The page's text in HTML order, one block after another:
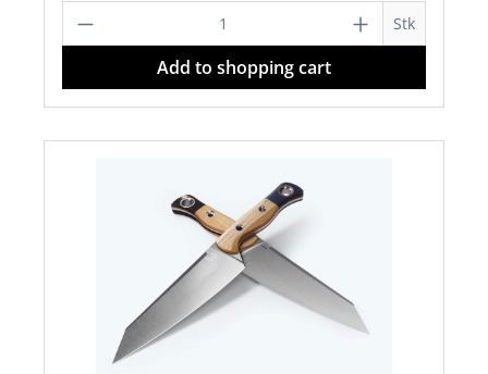
Product Quantity: Enter the desired
Stk
Add to shopping cart